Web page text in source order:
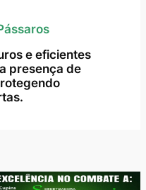
e eficientes
presença de